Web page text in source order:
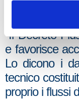
“Il Decreto
e favorisce
Lo dicono i
tecnico
proprio i flussi